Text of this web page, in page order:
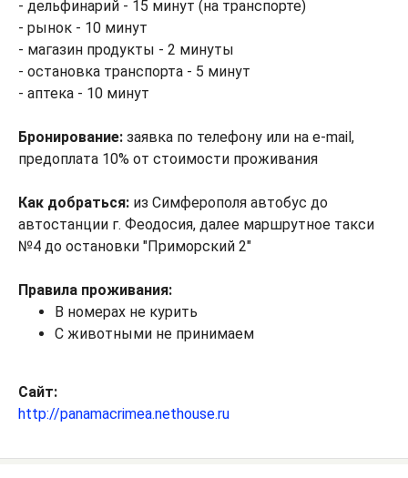
- дельфинарий - 15 минут (на транспорте)
- рынок - 10 минут
- магазин продукты - 2 минуты
- остановка транспорта - 5 минут
- аптека - 10 минут
Бронирование: заявка по телефону или на e-mail,
предоплата 10% от стоимости проживания
Как добраться: из Симферополя автобус до
автостанции г. Феодосия, далее маршрутное такси
№4 до остановки "Приморский 2"
Правила проживания:
В номерах не курить
С животными не принимаем
Сайт:
http://panamacrimea.nethouse.ru